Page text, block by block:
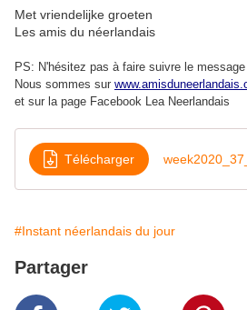
Met vriendelijke groeten
Les amis du néerlandais
PS: N'hésitez pas à faire suivre le message
Nous sommes sur
et sur la page Facebook Lea Neerlandais
Télécharger
#Instant néerlandais du jour
Partager